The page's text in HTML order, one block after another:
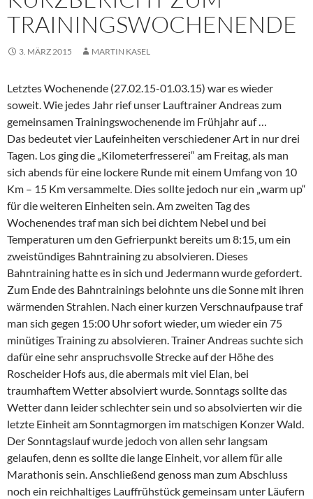
TRAININGSWOCHENENDE
3. MÄRZ 2015 MARTIN KASEL
Letztes Wochenende (27.02.15-01.03.15) war es wieder
soweit. Wie jedes Jahr rief unser Lauftrainer Andreas zum
gemeinsamen Trainingswochenende im Frühjahr auf …
Das bedeutet vier Laufeinheiten verschiedener Art in nur drei
Tagen. Los ging die „Kilometerfresserei“ am Freitag, als man
sich abends für eine lockere Runde mit einem Umfang von 10
Km – 15 Km versammelte. Dies sollte jedoch nur ein „warm up“
für die weiteren Einheiten sein. Am zweiten Tag des
Wochenendes traf man sich bei dichtem Nebel und bei
Temperaturen um den Gefrierpunkt bereits um 8:15, um ein
zweistündiges Bahntraining zu absolvieren. Dieses
Bahntraining hatte es in sich und Jedermann wurde gefordert.
Zum Ende des Bahntrainings belohnte uns die Sonne mit ihren
wärmenden Strahlen. Nach einer kurzen Verschnaufpause traf
man sich gegen 15:00 Uhr sofort wieder, um wieder ein 75
minütiges Training zu absolvieren. Trainer Andreas suchte sich
dafür eine sehr anspruchsvolle Strecke auf der Höhe des
Roscheider Hofs aus, die abermals mit viel Elan, bei
traumhaftem Wetter absolviert wurde. Sonntags sollte das
Wetter dann leider schlechter sein und so absolvierten wir die
letzte Einheit am Sonntagmorgen im matschigen Konzer Wald.
Der Sonntagslauf wurde jedoch von allen sehr langsam
gelaufen, denn es sollte die lange Einheit, vor allem für alle
Marathonis sein. Anschließend genoss man zum Abschluss
noch ein reichhaltiges Lauffrühstück gemeinsam unter Läufern